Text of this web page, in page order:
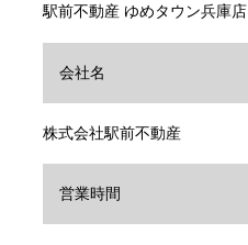
駅前不動産 ゆめタウン兵庫店
会社名
株式会社駅前不動産
営業時間